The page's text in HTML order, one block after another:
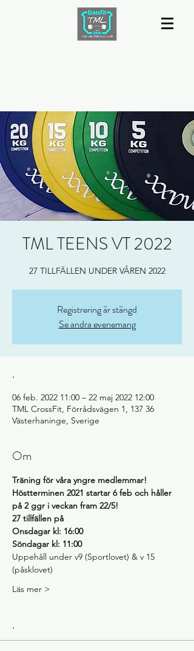
TML TEENS VT 2022
27 TILLFÄLLEN UNDER VÅREN 2022
Registrering är stängd
Se andra evenemang
.
06 feb. 2022 11:00 – 22 maj 2022 12:00
TML CrossFit, Förrådsvägen 1, 137 36
Västerhaninge, Sverige
Om
Träning för våra yngre medlemmar!
Höstterminen 2021 startar 6 feb och håller
på 2 ggr i veckan fram 22/5!
27 tillfällen på
Onsdagar kl: 16:00
Söndagar kl: 11:00
​Uppehåll under v9 (Sportlovet) & v 15
(påsklovet)
Läs mer >
.